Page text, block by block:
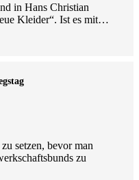
in Hans Christian
Kleider“. Ist es mit…
setzen, bevor man
zu